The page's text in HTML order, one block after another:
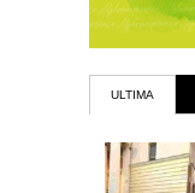
ULTIMA